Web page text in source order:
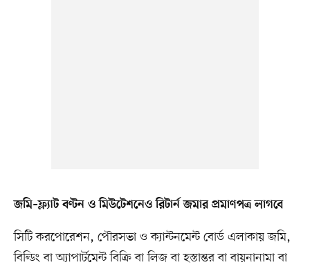
জমি–ফ্ল্যাট বণ্টন ও মিউটেশনেও রিটার্ন জমার প্রমাণপত্র লাগবে
সিটি করপোরেশন, পৌরসভা ও ক্যান্টনমেন্ট বোর্ড এলাকায় জমি,
বিল্ডিং বা অ্যাপার্টমেন্ট বিক্রি বা লিজ বা হস্তান্তর বা বায়নানামা বা